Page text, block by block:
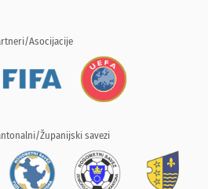
Asocijacije
Županijski savezi